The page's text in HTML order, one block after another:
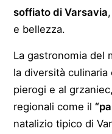
soffiato di Varsavia
e bellezza.
La gastronomia del
la diversità
pierogi e al
regionali come il
natalizio tipico di